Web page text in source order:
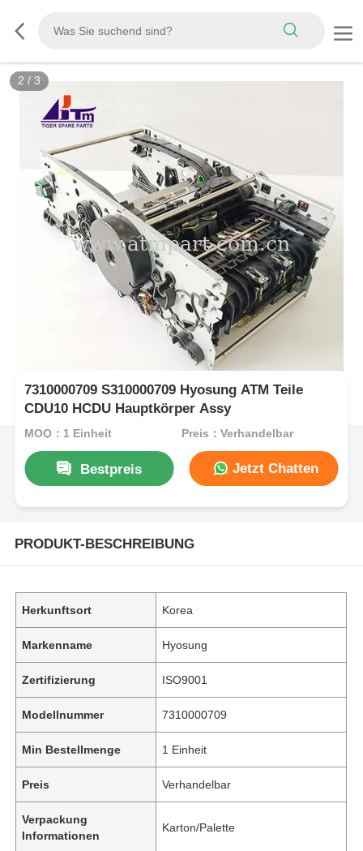
3 / 3
7310000709 S310000709 Hyosung ATM Teile
CDU10 HCDU Hauptkörper Assy
MOQ：1 Einheit Preis：Verhandelbar
Bestpreis Jetzt Chatten
PRODUKT-BESCHREIBUNG
Herkunftsort Korea
Markenname Hyosung
Zertifizierung ISO9001
Modellnummer 7310000709
Min Bestellmenge 1 Einheit
Preis Verhandelbar
Verpackung
Informationen
Karton/Palette